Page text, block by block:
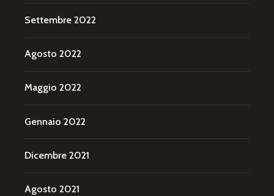
Settembre 2022
Agosto 2022
Maggio 2022
Gennaio 2022
Dicembre 2021
Agosto 2021